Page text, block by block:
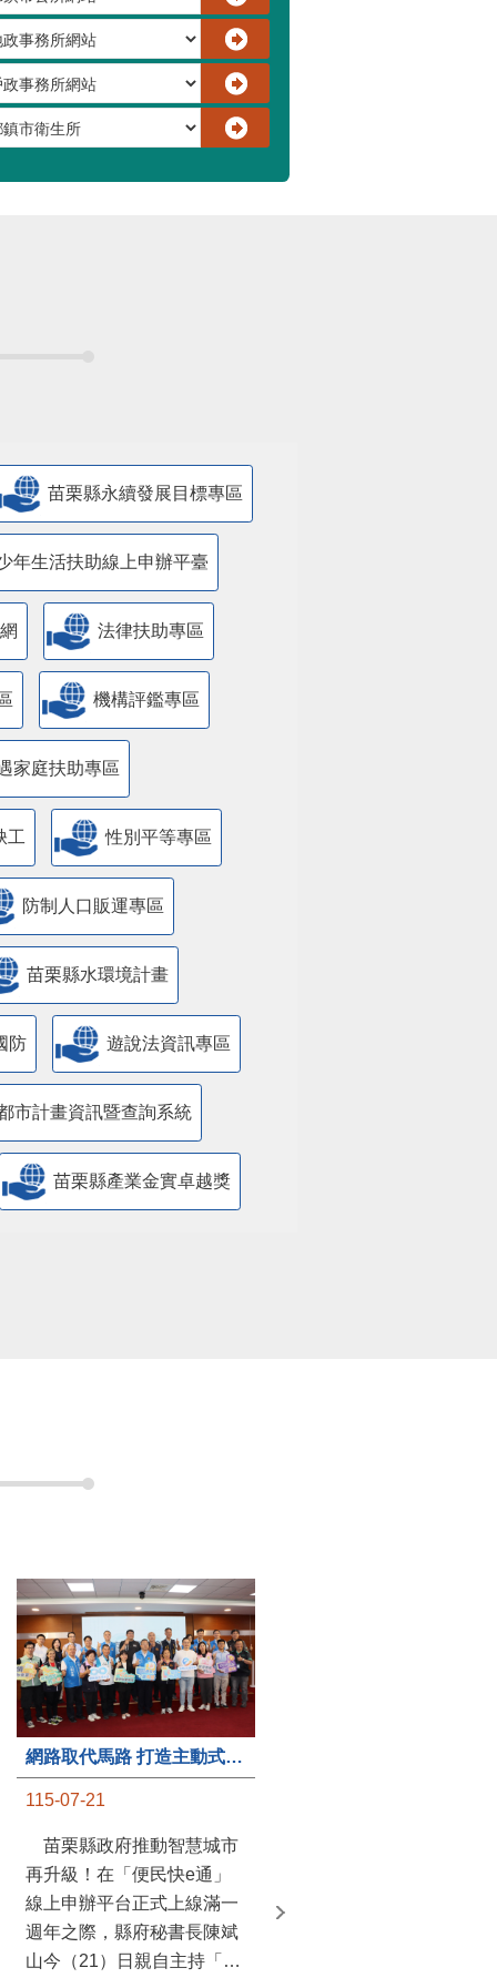
苗栗縣永續發展目標專區
年生活扶助線上申辦平臺
法律扶助專區
機構評鑑專區
家庭扶助專區
工 性別平等專區
防制人口販運專區
苗栗縣水環境計畫
防 遊說法資訊專區
市計畫資訊暨查詢系統
苗栗縣產業金實卓越獎
115-07-21
苗栗縣政府推動智慧城市
再升級！在「便民快e通」
線上申辦平台正式上線滿一
週年之際，縣府秘書長陳斌
山今（21）日親自主持「便
運作，這是鄉內第6個、全